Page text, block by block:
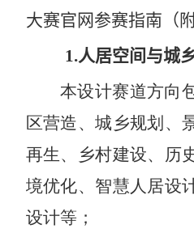
大赛官网参赛指南（
1.人居空间与城
本设计赛道方向
区营造、城乡规划、
再生、乡村建设、历
境优化、智慧人居设
设计等；